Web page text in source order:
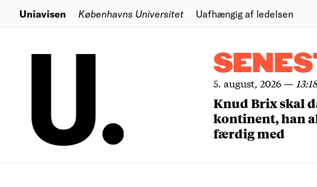
Uniavisen Københavns Universitet Uafhængig af ledelsen
5. august, 2026— 13:18
Knud Brix skal
kontinent, han
færdig med